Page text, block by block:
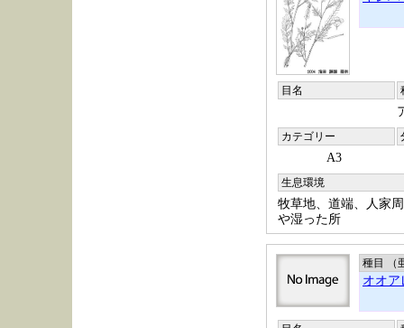
目名
カテゴリー
A3
生息環境
牧草地、道端、人家
や湿った所
種目 （
オオア